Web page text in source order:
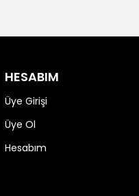
HESABIM
Üye Girişi
Üye Ol
Hesabım